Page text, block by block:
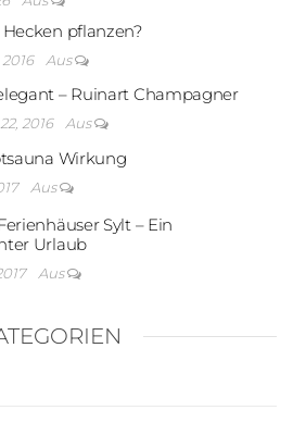
pflanzen?
Aus
– Ruinart Champagner
2016 Aus
Wirkung
Aus
Sylt – Ein
Urlaub
Aus